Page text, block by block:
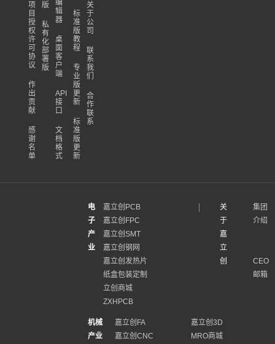
项
目
授
权
许
可
协
议
作
出
贡
献
感
谢
名
单
版
私
有
化
部
署
版
编
辑
器
桌
面
客
户
端
API
接
口
文
档
格
式
标
准
版
教
程
专
业
版
更
新
标
准
版
更
新
关
于
公
司
联
系
我
们
合
作
联
系
电
子
产
业
嘉立创PCB
嘉立创FPC
嘉立创SMT
嘉立创钢网
嘉立创发热片
纸盒包装定制
立创商城
ZXHPCB
关
于
嘉
立
创
集团
介绍
CEO
邮箱
机械
产业
嘉立创FA
嘉立创3D
嘉立创CNC
MRO商城